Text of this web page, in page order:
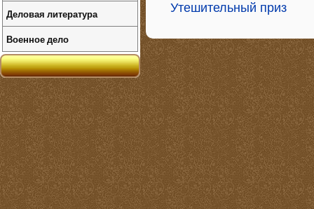
Утешительный приз
Деловая литература
Военное дело